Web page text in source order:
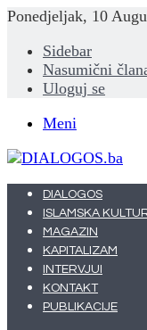
Ponedjeljak, 10
Sidebar
Nasumični
Uloguj se
Meni
DIALOGOS
ISLAMSKA
MAGAZIN
KAPITALIZAM
INTERVJUI
KONTAKT
PUBLIKACIJE